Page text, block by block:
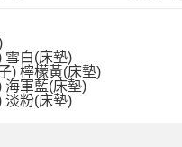
後，可選擇「超商條碼／台灣大直
」等通路繳費。
大股份有限公司」（以下簡稱本公
並確認金額後，即可完成結帳。
將收到繳費通知簡訊。
14天內，點擊此簡訊中的連結，可
方式進行付款，方視為交易完成。
星巴克旁) 即日起不提供京站
買紙袋可現場詢問
雪白(床墊)
) 檸檬黃(床墊)
海軍藍(床墊)
淡粉(床墊)